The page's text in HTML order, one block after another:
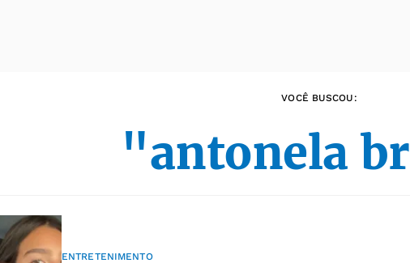
VOCÊ BUSCOU:
"antonela
ENTRETENIMENTO